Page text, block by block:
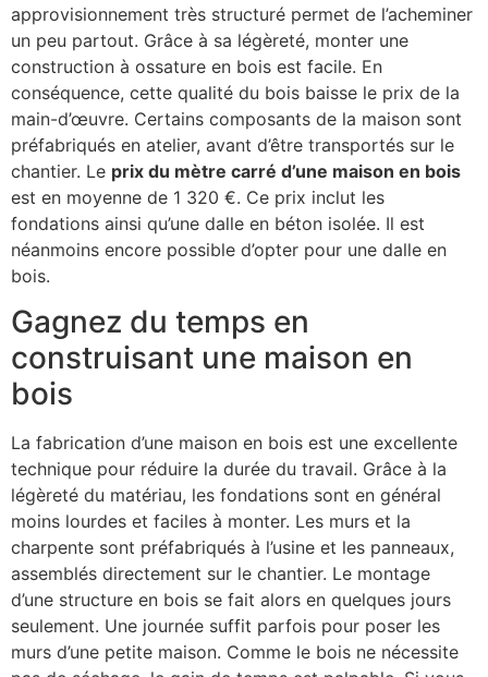
approvisionnement très structuré permet de l’acheminer
un peu partout. Grâce à sa légèreté, monter une
construction à ossature en bois est facile. En
conséquence, cette qualité du bois baisse le prix de la
main-d’œuvre. Certains composants de la maison sont
préfabriqués en atelier, avant d’être transportés sur le
chantier. Le prix du mètre carré d’une maison en bois
est en moyenne de 1 320 €. Ce prix inclut les
fondations ainsi qu’une dalle en béton isolée. Il est
néanmoins encore possible d’opter pour une dalle en
bois.
Gagnez du temps en
construisant une maison en
bois
La fabrication d’une maison en bois est une excellente
technique pour réduire la durée du travail. Grâce à la
légèreté du matériau, les fondations sont en général
moins lourdes et faciles à monter. Les murs et la
charpente sont préfabriqués à l’usine et les panneaux,
assemblés directement sur le chantier. Le montage
d’une structure en bois se fait alors en quelques jours
seulement. Une journée suffit parfois pour poser les
murs d’une petite maison. Comme le bois ne nécessite